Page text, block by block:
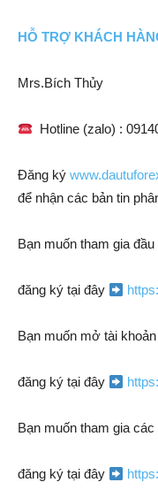
HỖ TRỢ KHÁCH
Mrs.Bích Thủy
Hotline (zalo) :
Đăng ký
để nhận các bản tin
Bạn muốn tham gia
đăng ký tại đây
Bạn muốn mở tài
đăng ký tại đây
Bạn muốn tham gia
đăng ký tại đây